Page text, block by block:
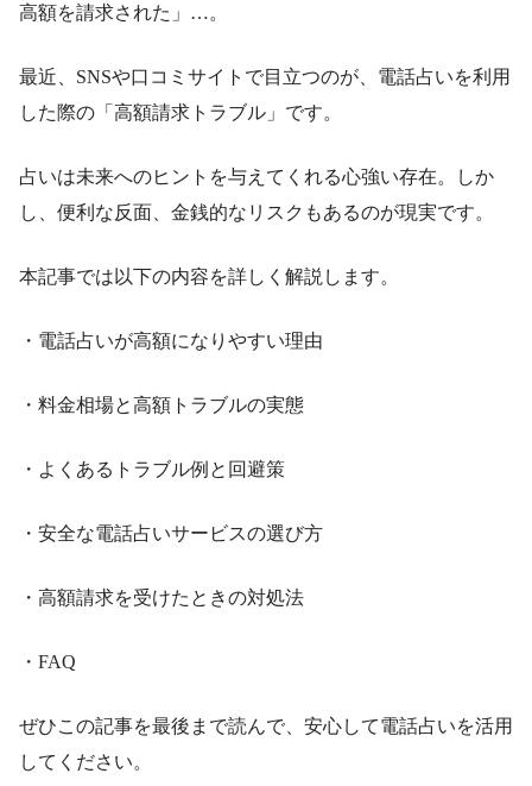
高額を請求された」…。
最近、SNSや口コミサイトで目立つのが、電話占いを利用
した際の「高額請求トラブル」です。
占いは未来へのヒントを与えてくれる心強い存在。しか
し、便利な反面、金銭的なリスクもあるのが現実です。
本記事では以下の内容を詳しく解説します。
・電話占いが高額になりやすい理由
・料金相場と高額トラブルの実態
・よくあるトラブル例と回避策
・安全な電話占いサービスの選び方
・高額請求を受けたときの対処法
・FAQ
ぜひこの記事を最後まで読んで、安心して電話占いを活用
してください。